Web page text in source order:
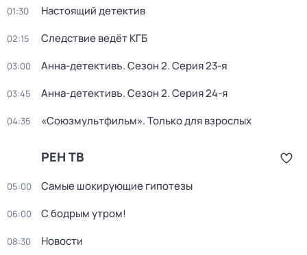
01:30 Настоящий детектив
02:15 Следствие ведёт КГБ
03:00 Анна-детективъ. Сезон 2. Серия 23-я
03:45 Анна-детективъ. Сезон 2. Серия 24-я
04:35 «Союзмультфильм». Только для взрослых
РЕН ТВ
05:00 Самые шoкиpующие гипотезы
06:00 С бодрым утром!
08:30 Новости